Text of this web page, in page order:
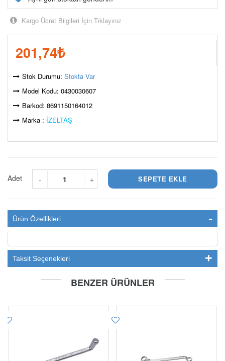
Kargo Ücret Bilgileri İçin Tıklayınız
201,74₺
Stok Durumu: Stokta Var
Model Kodu: 0430030607
Barkod: 8691150164012
Marka : İZELTAŞ
Adet +
-
Ürün Özellikleri
Taksit Seçenekleri
BENZER ÜRÜNLER